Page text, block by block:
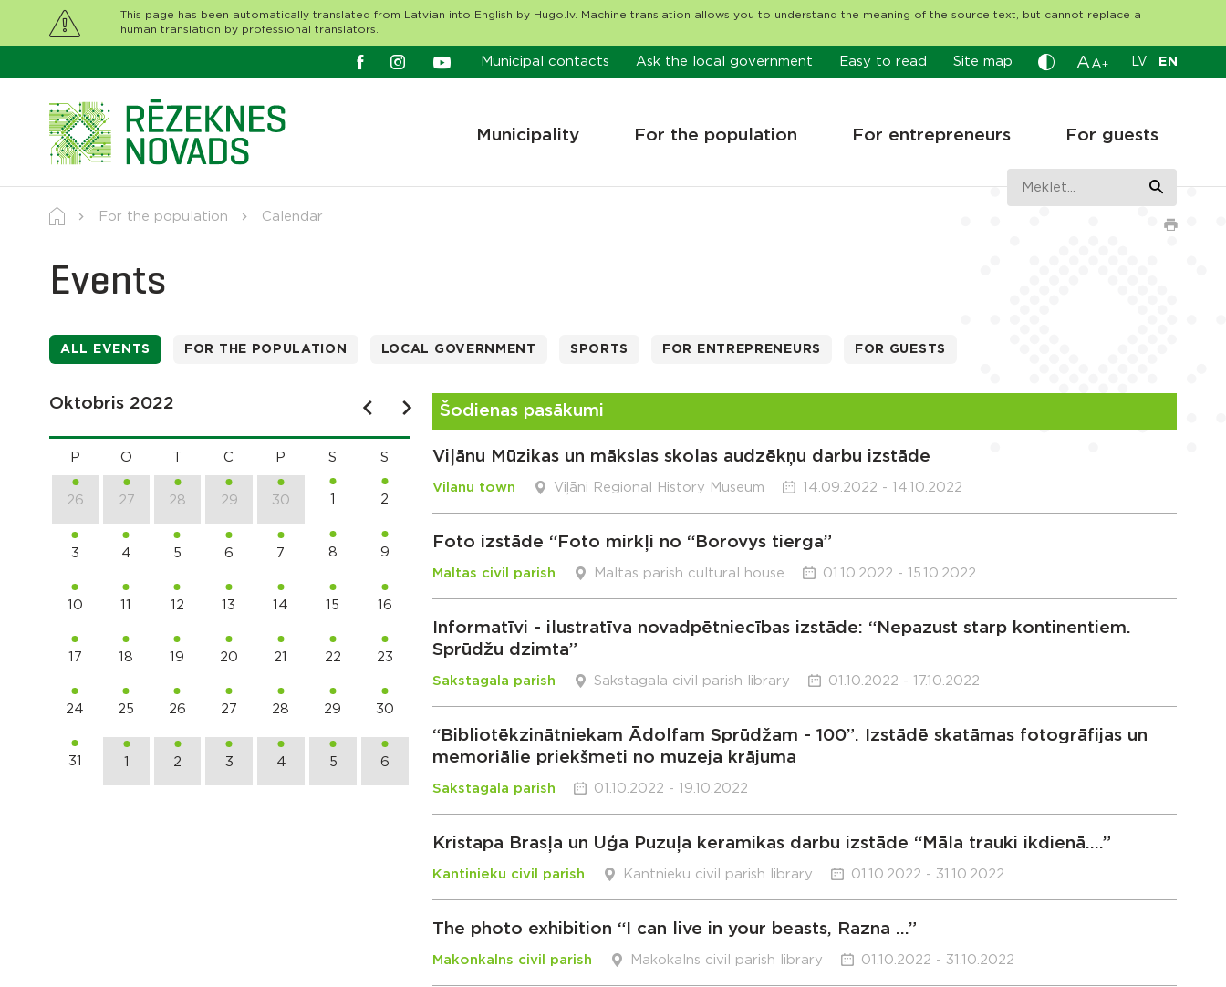
This page has been automatically translated from Latvian into English by Hugo.lv. Machine translation allows you to understand the meaning of the source text, but cannot replace a
human translation by professional translators.
Municipal contacts Ask the local government Easy to read Site map A A+ LV EN
Municipality For the population For entrepreneurs For guests
For the population Calendar
Events
ALL EVENTS FOR THE POPULATION LOCAL GOVERNMENT SPORTS FOR ENTREPRENEURS FOR GUESTS
Oktobris 2022
P O C P S S
26 27 28 29 30 1 2
3 4 5 6 7 8 9
10 11 12 13 14 15 16
17 18 19 20 21 22 23
24 25 26 27 28 29 30
31 1 2 3 4 5 6
Šodienas pasākumi
Viļānu Mūzikas un mākslas skolas audzēkņu darbu izstāde
Vilanu town Viļāni Regional History Museum 14.09.2022 - 14.10.2022
Foto izstāde “Foto mirkļi no “Borovys tierga”
Maltas civil parish Maltas parish cultural house 01.10.2022 - 15.10.2022
Informatīvi - ilustratīva novadpētniecības izstāde: “Nepazust starp kontinentiem.
Sprūdžu dzimta”
Sakstagala parish Sakstagala civil parish library 01.10.2022 - 17.10.2022
“Bibliotēkzinātniekam Ādolfam Sprūdžam - 100”. Izstādē skatāmas fotogrāfijas un
memoriālie priekšmeti no muzeja krājuma
Sakstagala parish 01.10.2022 - 19.10.2022
Kristapa Brasļa un Uģa Puzuļa keramikas darbu izstāde “Māla trauki ikdienā….”
Kantinieku civil parish Kantnieku civil parish library 01.10.2022 - 31.10.2022
The photo exhibition “I can live in your beasts, Razna …”
Makonkalns civil parish Makokalns civil parish library 01.10.2022 - 31.10.2022